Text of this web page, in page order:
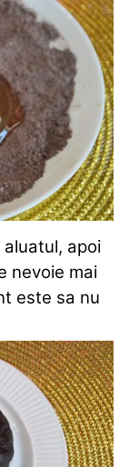
apoi
nevoie mai
este sa nu